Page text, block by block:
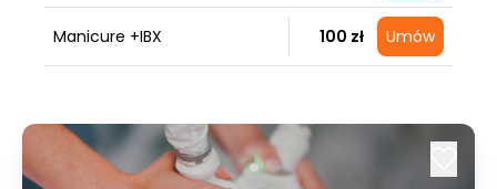
Manicure +IBX 100 zł Umów